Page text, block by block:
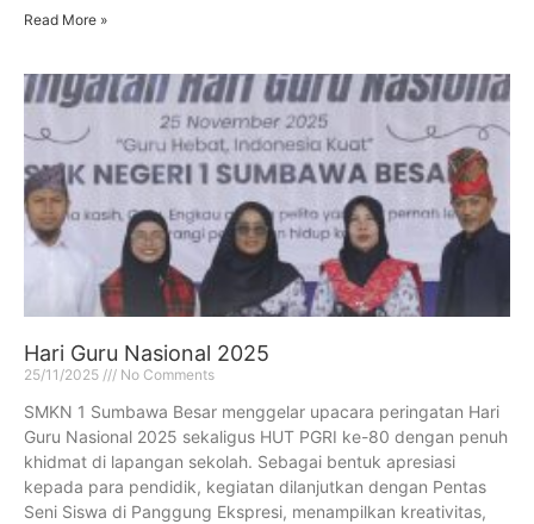
Read More »
Hari Guru Nasional 2025
25/11/2025 No Comments
SMKN 1 Sumbawa Besar menggelar upacara peringatan Hari
Guru Nasional 2025 sekaligus HUT PGRI ke-80 dengan penuh
khidmat di lapangan sekolah. Sebagai bentuk apresiasi
kepada para pendidik, kegiatan dilanjutkan dengan Pentas
Seni Siswa di Panggung Ekspresi, menampilkan kreativitas,